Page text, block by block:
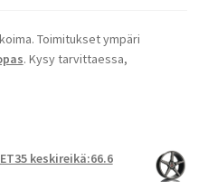
Toimitukset ympäri
. Kysy tarvittaessa,
keskireikä:66.6